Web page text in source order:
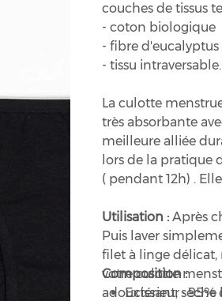
couches de tissus
- coton biologique
- fibre d'eucalyptus
- tissu intraversable.
La culotte
très absorbante
meilleure alliée
lors de la pratique
( pendant 12h) .
Utilisation : Après
Puis laver
filet à linge délicat,
votre culotte
adoucissant, sèche
Composition :
Extérieur :